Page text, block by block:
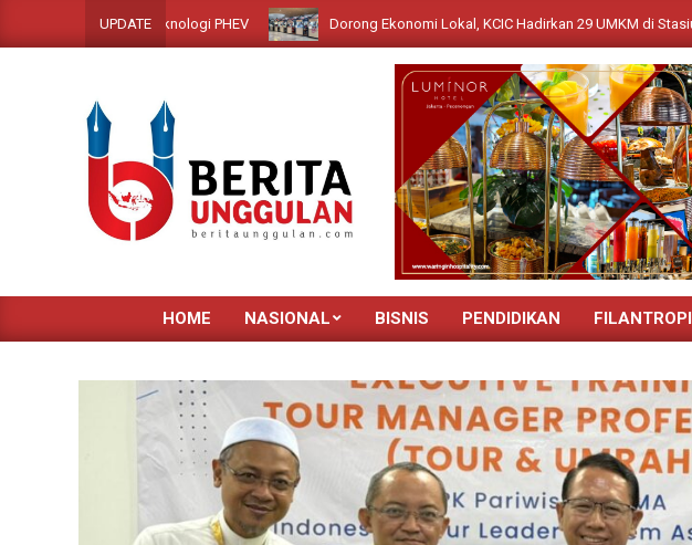
to
UPDATE Dorong Ekonomi Lokal, KCIC Hadirkan 29 UMKM di Stasiun Whoosh
HOME NASIONAL BISNIS PENDIDIKAN FILANTROPI